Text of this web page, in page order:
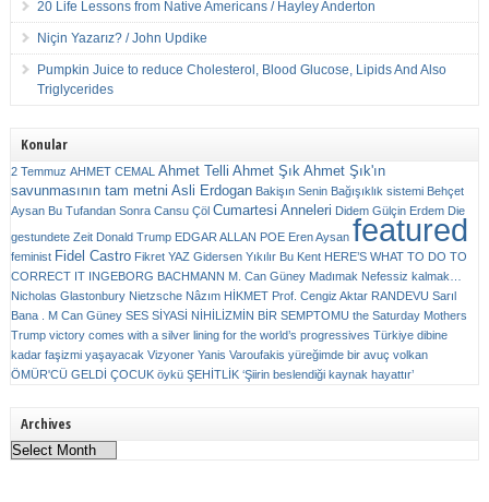
20 Life Lessons from Native Americans / Hayley Anderton
Niçin Yazarız? / John Updike
Pumpkin Juice to reduce Cholesterol, Blood Glucose, Lipids And Also
Triglycerides
Konular
2 Temmuz AHMET CEMAL Ahmet Telli Ahmet Şık Ahmet Şık'ın
savunmasının tam metni Asli Erdogan Bakişın Senin Bağışıklık sistemi Behçet
Aysan Bu Tufandan Sonra Cansu Çöl Cumartesi Anneleri Didem Gülçin Erdem Die
gestundete Zeit Donald Trump EDGAR ALLAN POE Eren Aysan featured
feminist Fidel Castro Fikret YAZ Gidersen Yıkılır Bu Kent HERE’S WHAT TO DO TO
CORRECT IT INGEBORG BACHMANN M. Can Güney Madımak Nefessiz kalmak…
Nicholas Glastonbury Nietzsche Nâzım HİKMET Prof. Cengiz Aktar RANDEVU Sarıl
Bana . M Can Güney SES SİYASİ NİHİLİZMİN BİR SEMPTOMU the Saturday Mothers
Trump victory comes with a silver lining for the world’s progressives Türkiye dibine
kadar faşizmi yaşayacak Vizyoner Yanis Varoufakis yüreğimde bir avuç volkan
ÖMÜR'CÜ GELDİ ÇOCUK öykü ŞEHİTLİK ‘Şiirin beslendiği kaynak hayattır’
Archives
Archives